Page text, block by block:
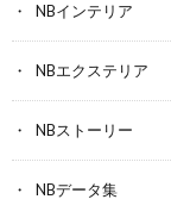
NBインテリア
NBエクステリア
NBストーリー
NBデータ集